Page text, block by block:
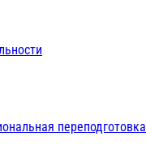
переподготовка